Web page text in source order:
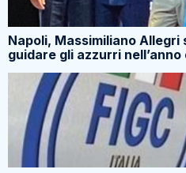
Napoli, Massimiliano
guidare gli azzurri